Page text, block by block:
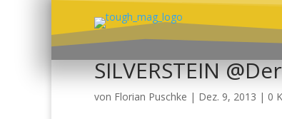
SILVERSTEIN
von Florian Puschke | Dez. 9, 2013 | 0